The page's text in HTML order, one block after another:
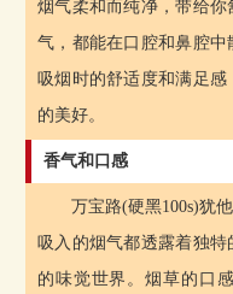
烟气柔和而纯净，带给
气，都能在口腔和鼻腔中
吸烟时的舒适度和满足
的美好。
香气和口感
万宝路(硬黑100s)犹
吸入的烟气都透露着独
的味觉世界。烟草的口